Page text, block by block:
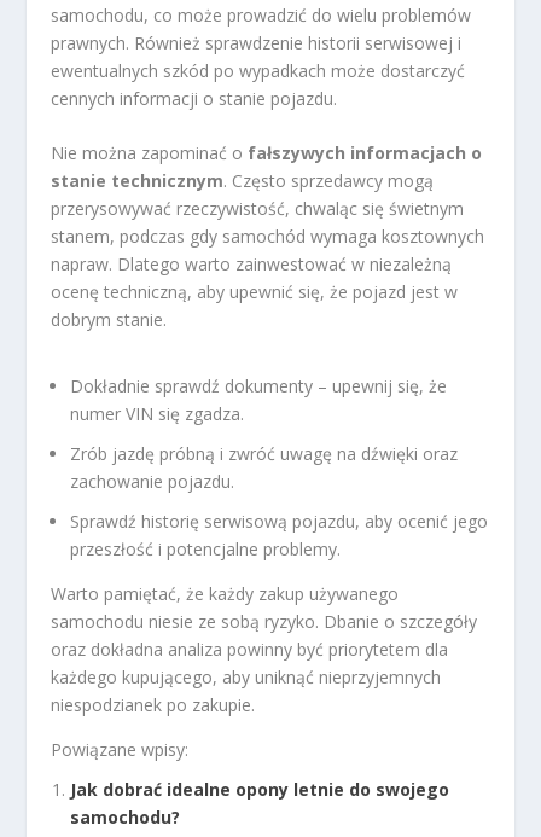
samochodu, co może prowadzić do wielu problemów
prawnych. Również sprawdzenie historii serwisowej i
ewentualnych szkód po wypadkach może dostarczyć
cennych informacji o stanie pojazdu.
Nie można zapominać o fałszywych informacjach o
stanie technicznym. Często sprzedawcy mogą
przerysowywać rzeczywistość, chwaląc się świetnym
stanem, podczas gdy samochód wymaga kosztownych
napraw. Dlatego warto zainwestować w niezależną
ocenę techniczną, aby upewnić się, że pojazd jest w
dobrym stanie.
Dokładnie sprawdź dokumenty – upewnij się, że
numer VIN się zgadza.
Zrób jazdę próbną i zwróć uwagę na dźwięki oraz
zachowanie pojazdu.
Sprawdź historię serwisową pojazdu, aby ocenić jego
przeszłość i potencjalne problemy.
Warto pamiętać, że każdy zakup używanego
samochodu niesie ze sobą ryzyko. Dbanie o szczegóły
oraz dokładna analiza powinny być priorytetem dla
każdego kupującego, aby uniknąć nieprzyjemnych
niespodzianek po zakupie.
Powiązane wpisy:
Jak dobrać idealne opony letnie do swojego
samochodu?